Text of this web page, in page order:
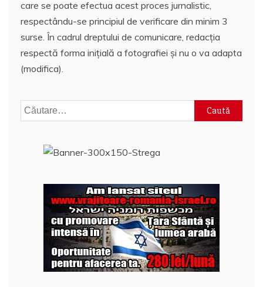
care se poate efectua acest proces jurnalistic,
respectându-se principiul de verificare din minim 3
surse. În cadrul dreptului de comunicare, redacția
respectă forma inițială a fotografiei și nu o va adapta
(modifica).
Caută
după: